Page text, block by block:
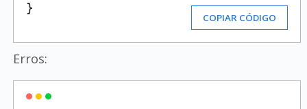
}
COPIAR CÓDIGO
Erros: